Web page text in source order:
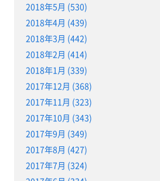
2018年5月 (530)
2018年4月 (439)
2018年3月 (442)
2018年2月 (414)
2018年1月 (339)
2017年12月 (368)
2017年11月 (323)
2017年10月 (343)
2017年9月 (349)
2017年8月 (427)
2017年7月 (324)